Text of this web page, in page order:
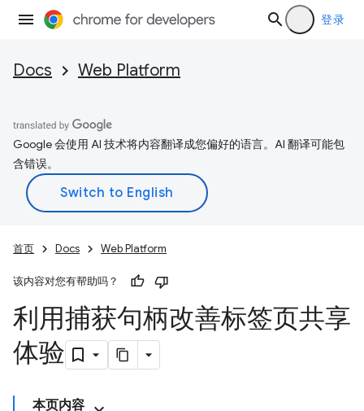
登录
Docs Web Platform
Google 会使用 AI 技术将内容翻译成您偏好的语言。AI 翻译可能包
含错误。
首页 Docs Web Platform
该内容对您有帮助吗？
利用捕获句柄改善标签页共享
体验
本页内容